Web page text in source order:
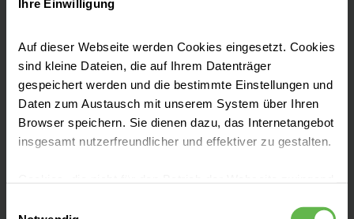
Ihre Einwilligung
Auf dieser Webseite werden Cookies eingesetzt. Cookies
sind kleine Dateien, die auf Ihrem Datenträger
gespeichert werden und die bestimmte Einstellungen und
Daten zum Austausch mit unserem System über Ihren
Browser speichern. Sie dienen dazu, das Internetangebot
insgesamt nutzerfreundlicher und effektiver zu gestalten.